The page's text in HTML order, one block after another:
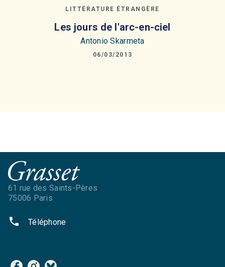
LITTÉRATURE ÉTRANGÈRE
Les jours de l'arc-en-ciel
Antonio Skarmeta
06/03/2013
61 rue des Saints-Pères
75006 Paris
phone Téléphone